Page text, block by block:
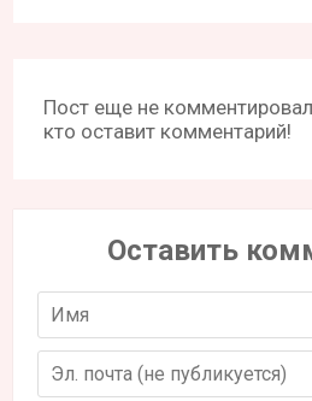
Пост еще не
кто оставит комментарий!
Оставить